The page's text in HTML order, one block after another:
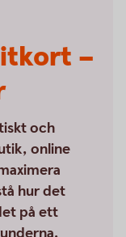
–
och
online
hur det
på ett